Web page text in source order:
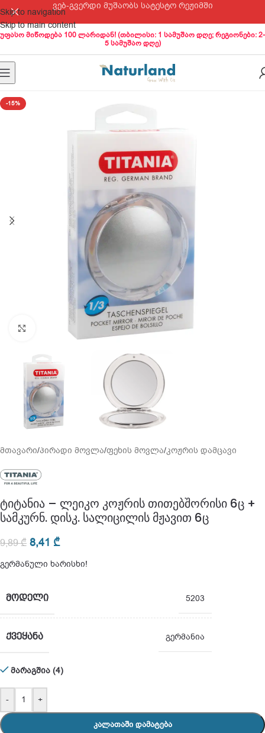
Skip to navigation
Skip to main content
ვებ-გვერდი მუშაობს სატესტო რეჟიმში
უფასო მიწოდება 100 ლარიდან! (თბილისი: 1 სამუშაო დღე; რეგიონები: 2-
5 სამუშაო დღე)
-15%
მთავარი/პირადი მოვლა/ფეხის მოვლა/კოჟრის დამცავი
ტიტანია – ლეიკო კოჟრის თითებშორისი 6ც +
სამკურნ. დისკ. სალიცილის მჟავით 6ც
9,89₾ 8,41 ₾
გერმანული ხარისხი!
ᲛᲝᲓᲔᲚᲘ 5203
ᲥᲕᲔᲧᲐᲜᲐ გერმანია
მარაგშია (4)
- +
ᲙᲐᲚᲐᲗᲐᲨᲘ ᲓᲐᲛᲐᲢᲔᲑᲐ